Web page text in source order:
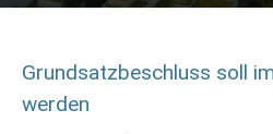
Grundsatzbeschluss soll
werden